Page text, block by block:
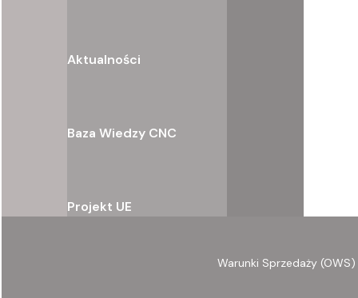
Aktualności
Baza Wiedzy CNC
Projekt UE
Warunki Sprzedaży (OWS)